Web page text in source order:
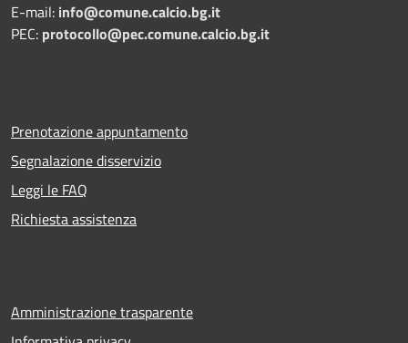
E-mail: info@comune.calcio.bg.it
PEC: protocollo@pec.comune.calcio.bg.it
Prenotazione appuntamento
Segnalazione disservizio
Leggi le FAQ
Richiesta assistenza
Amministrazione trasparente